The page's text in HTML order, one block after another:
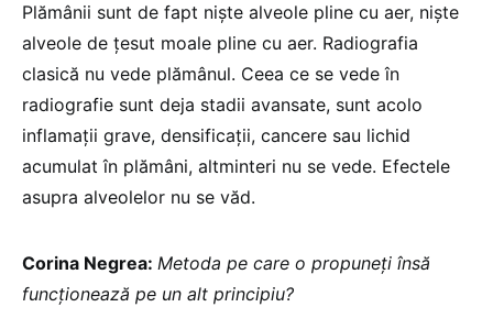
Plămânii sunt de fapt niște alveole pline cu aer, niște
alveole de țesut moale pline cu aer. Radiografia
clasică nu vede plămânul. Ceea ce se vede în
radiografie sunt deja stadii avansate, sunt acolo
inflamaţii grave, densificaţii, cancere sau lichid
acumulat în plămâni, altminteri nu se vede. Efectele
asupra alveolelor nu se văd.
Corina Negrea: Metoda pe care o propuneți însă
funcționează pe un alt principiu?